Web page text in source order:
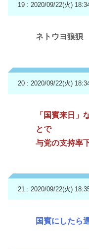
19 : 2020/09/22(火)
ネトウヨ狼狽
20 : 2020/09/22(火)
「国賓来日」
とで
与党の支持率
21 : 2020/09/22(火)
国賓にしたら